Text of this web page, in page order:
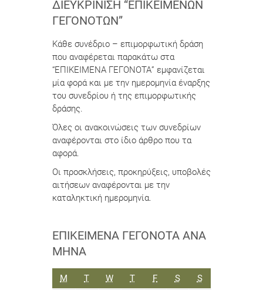
ΔΙΕΥΚΡΊΝΙΣΗ “ΕΠΙΚΕΊΜΕΝΩΝ
ΓΕΓΟΝΌΤΩΝ”
Κάθε συνέδριο – επιμορφωτική δράση
που αναφέρεται παρακάτω στα
“ΕΠΙΚΕΙΜΕΝΑ ΓΕΓΟΝΟΤΑ” εμφανίζεται
μία φορά και με την ημερομηνία έναρξης
του συνεδρίου ή της επιμορφωτικής
δράσης.
Όλες οι ανακοινώσεις των συνεδρίων
αναφέρονται στο ίδιο άρθρο που τα
αφορά.
Οι προσκλήσεις, προκηρύξεις, υποβολές
αιτήσεων αναφέρονται με την
καταληκτική ημερομηνία.
ΕΠΙΚΕΊΜΕΝΑ ΓΕΓΟΝΌΤΑ ΑΝΆ
ΜΉΝΑ
M ΔΕΥΤΈΡΑ
TΤΡΊΤΗ
WΤΕΤΆΡΤΗ
TΠΈΜΠΤΗ
FΠΑΡΑΣΚΕΥΉ
SΣΆΒΒΑΤΟ
SΚΥΡΙΑΚΉ